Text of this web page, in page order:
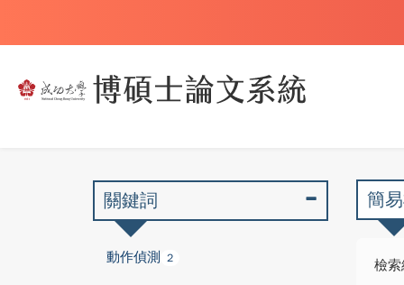
簡
檢
關鍵詞
動作偵測 2